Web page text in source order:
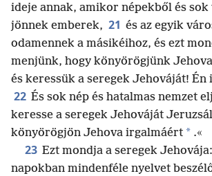
ideje annak, amikor népekből és
jönnek emberek, 21 és az egyik
odamennek a másikéihoz, és ezt
menjünk, hogy könyörögjünk
és keressük a seregek Jehováját! Én
22 És sok nép és hatalmas nemzet
keresse a seregek Jehováját
könyörögjön Jehova irgalmáért * .«
23 Ezt mondja a seregek
napokban mindenféle nyelvet